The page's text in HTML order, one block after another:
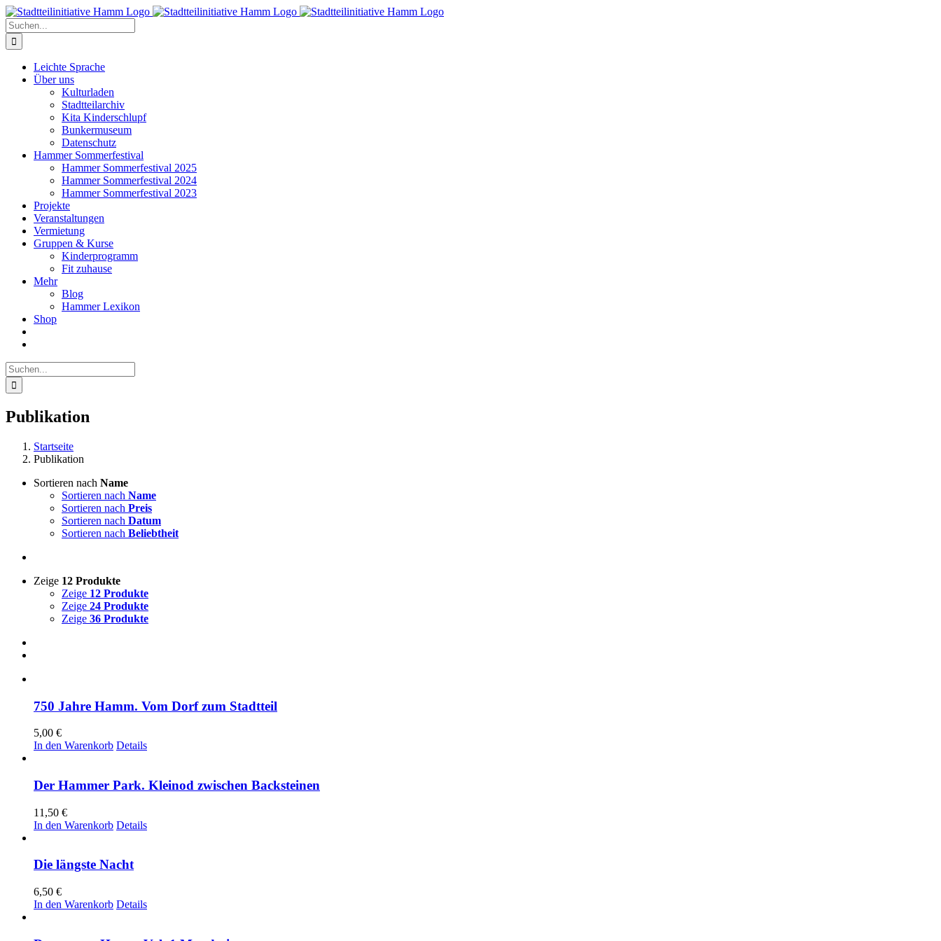
Zum
Inhalt
springen
Suche
nach:
Leichte Sprache
Über uns
Kulturladen
Stadtteilarchiv
Kita Kinderschlupf
Bunkermuseum
Datenschutz
Hammer Sommerfestival
Hammer Sommerfestival 2025
Hammer Sommerfestival 2024
Hammer Sommerfestival 2023
Projekte
Veranstaltungen
Vermietung
Gruppen & Kurse
Kinderprogramm
Fit zuhause
Mehr
Blog
Hammer Lexikon
Shop
Suche
nach:
Publikation
Startseite
Publikation
Sortieren nach Name
Sortieren nach Name
Sortieren nach Preis
Sortieren nach Datum
Sortieren nach Beliebtheit
Zeige 12 Produkte
Zeige 12 Produkte
Zeige 24 Produkte
Zeige 36 Produkte
750 Jahre Hamm. Vom Dorf zum Stadtteil
5,00 €
In den Warenkorb Details
Der Hammer Park. Kleinod zwischen Backsteinen
11,50 €
In den Warenkorb Details
Die längste Nacht
6,50 €
In den Warenkorb Details